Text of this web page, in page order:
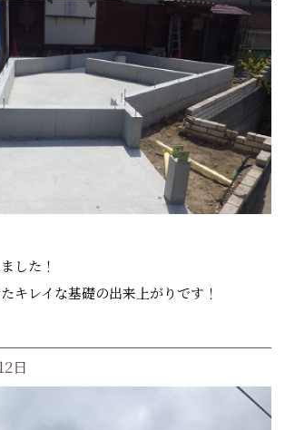
した！
キレイな基礎の出来上がりです！
日